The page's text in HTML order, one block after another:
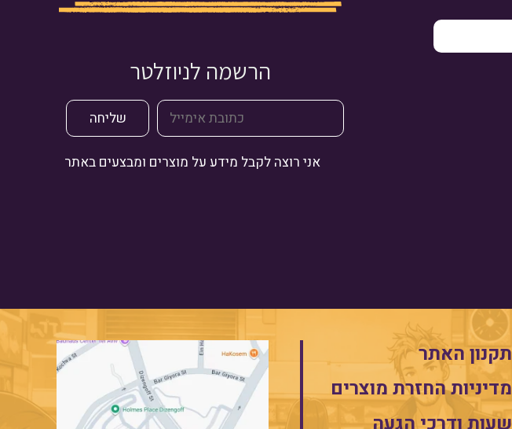
הרשמה לניוזלטר
אני רוצה לקבל מידע על מוצרים ומבצעים באתר
תקנון האתר
מדיניות החזרת מוצרים